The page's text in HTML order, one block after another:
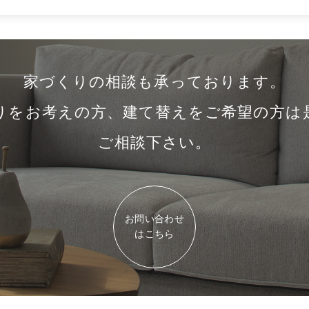
家づくりの相談も承っております。
をお考えの方、建て替えをご希望の方は
ご相談下さい。
お問い合わせ
はこちら